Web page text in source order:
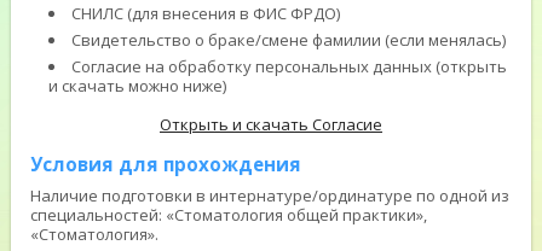
СНИЛС (для внесения в ФИС ФРДО)
Свидетельство о браке/смене фамилии (если менялась)
Согласие на обработку персональных данных (открыть
и скачать можно ниже)
Открыть и скачать Согласие
Условия для прохождения
Наличие подготовки в интернатуре/ординатуре по одной из
специальностей: «Стоматология общей практики»,
«Стоматология».